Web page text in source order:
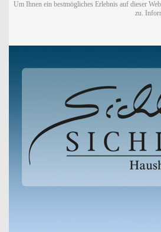
Um Ihnen ein bestmögliches Erlebnis auf dieser
zu.